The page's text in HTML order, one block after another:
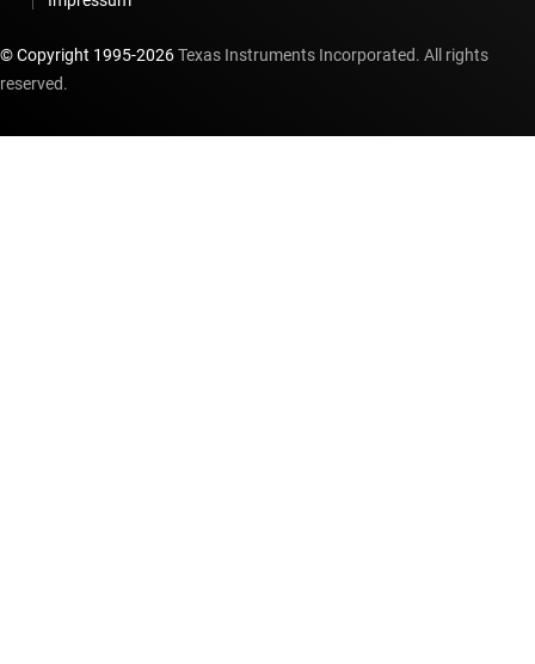
© Copyright 1995-2026Texas Instruments Incorporated. All rights
reserved.